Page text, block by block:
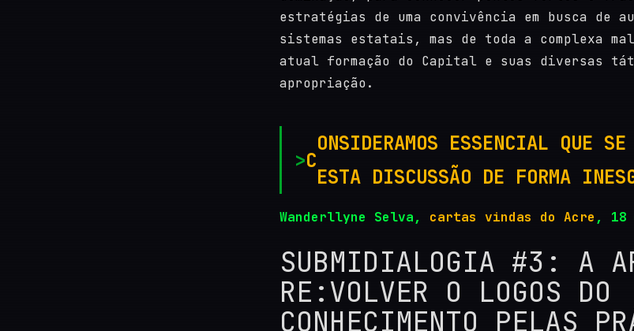
estratégias de uma convivência em busca de
sistemas estatais, mas de toda a complexa
atual formação do Capital e suas diversas
apropriação.
C
ONSIDERAMOS ESSENCIAL QUE SE
ESTA DISCUSSÃO DE FORMA
Wanderllyne Selva, cartas vindas do Acre , 18
SUBMIDIALOGIA #3: A
RE:VOLVER O LOGOS DO
CONHECIMENTO PELAS